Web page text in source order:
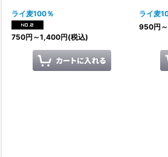
ライ麦100％
750円 ～1,400円(税込)
ライ麦
950円